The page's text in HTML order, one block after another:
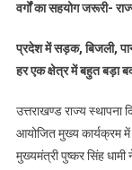
वर्गों का सहयोग जरूरी-
प्रदेश में सड़क, बिजली,
हर एक क्षेत्र में बहुत बड़ा
उत्तराखण्ड राज्य
आयोजित मुख्य कार्यक्रम
मुख्यमंत्री पुष्कर सिंह